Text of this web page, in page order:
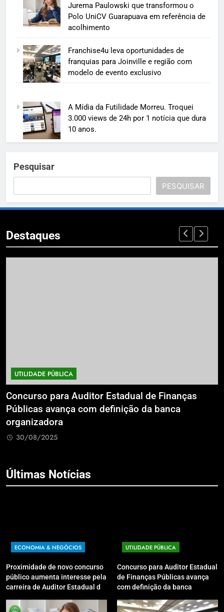
Jurema Paulowski que transformou o
Polo UniCV Guarapuava em referência de
acolhimento
Franchise4u leva oportunidades de
franquias para Joinville e região com
modelo de evento exclusivo
A Mídia da Futilidade Morreu. Troquei
3.000 views de 24h por 1 notícia que dura
10 anos.
Pesquisar
PESQUISAR
Destaques
UTILIDADE PÚBLICA
Concurso para Auditor Estadual de Finanças
Públicas avança com definição da banca
organizadora
30/08/2025
Últimas Notícias
ECONOMIA & NEGÓCIOS
Proximidade de novo concurso
público aumenta interesse pela
carreira de Auditor Estadual de
Youtube irá sanar dúvidas
UTILIDADE PÚBLICA
Concurso para Auditor Estadual
de Finanças Públicas avança
com definição da banca